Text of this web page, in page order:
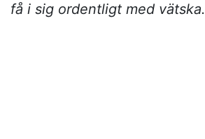
få i sig ordentligt med vätska.